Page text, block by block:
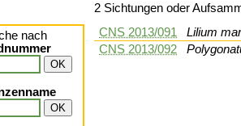
2 Sichtungen oder
nach
CNS 2013/091
Lilium
CNS 2013/092